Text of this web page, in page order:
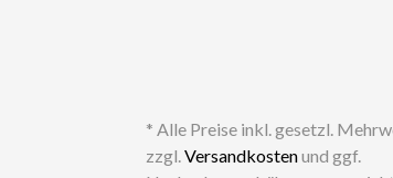
* Alle Preise inkl. gesetzl.
zzgl.Versandkostenund ggf.